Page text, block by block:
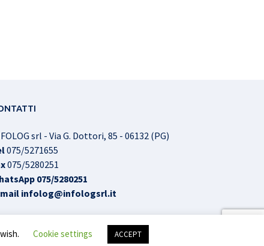
srl - Via G. Dottori, 85 - 06132 (PG)
075/5271655
075/5280251
075/5280251
infolog@infologsrl.it
Cookie settings ACCEPT